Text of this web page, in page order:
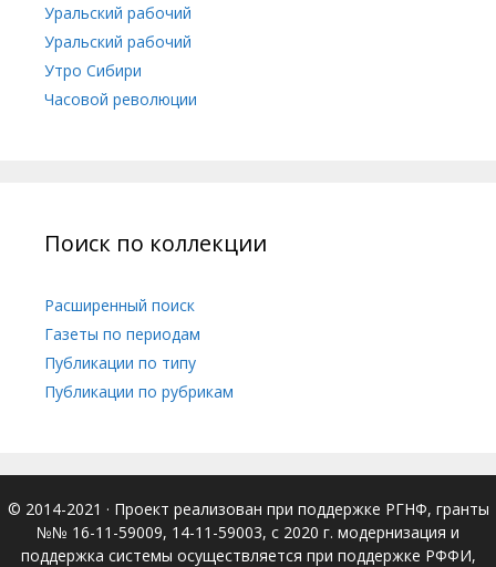
Уральский рабочий
Уральский рабочий
Утро Сибири
Часовой революции
Поиск по коллекции
Расширенный поиск
Газеты по периодам
Публикации по типу
Публикации по рубрикам
© 2014-2021 · Проект реализован при поддержке РГНФ, гранты
№№ 16-11-59009, 14-11-59003, с 2020 г. модернизация и
поддержка системы осуществляется при поддержке РФФИ,